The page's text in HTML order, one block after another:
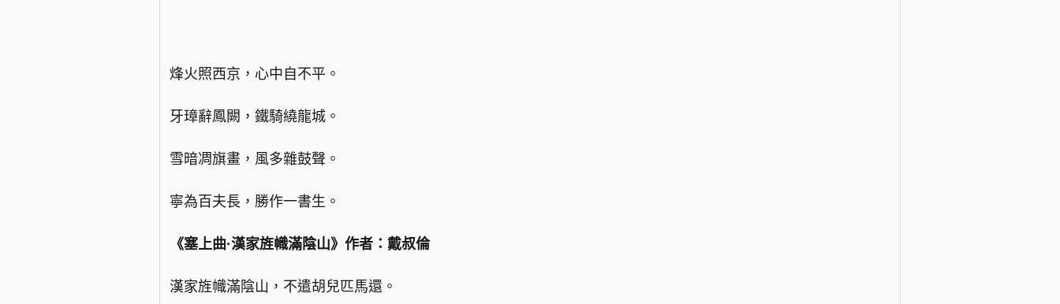
烽火照西京，心中自不平。
牙璋辭鳳闕，鐵騎繞龍城。
雪暗凋旗畫，風多雜鼓聲。
寧為百夫長，勝作一書生。
《塞上曲·漢家旌幟滿陰山》作者：戴叔倫
漢家旌幟滿陰山，不遣胡兒匹馬還。